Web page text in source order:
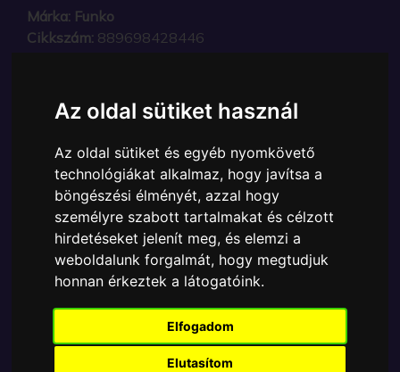
Az oldal sütiket használ
Az oldal sütiket és egyéb nyomkövető
technológiákat alkalmaz, hogy javítsa a
böngészési élményét, azzal hogy
személyre szabott tartalmakat és célzott
hirdetéseket jelenít meg, és elemzi a
weboldalunk forgalmát, hogy megtudjuk
honnan érkeztek a látogatóink.
Elfogadom
Elutasítom
Márka: Funko
Cikkszám: 889698428446
A Funko POP - Harry Potter egyik népszerű terméke
Chang (Yule) figura, amely ablakos csomagolásban
azaz - POP In a Box - várja új gazdáját.
A termék sajnos nem elérhető, nézd meg
MÁSOK MIT VESZNEK
Tetszik? Osszd meg másokkal!